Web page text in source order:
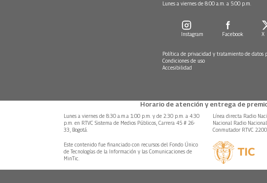
Lunes a viernes de 8:00 a.m. a 5:00 p.m.
Instagram Facebook X
Política de privacidad y tratamiento de datos
Condiciones de uso
Accesibilidad
Horario de atención y entrega de
Lunes a viernes de 8:30 a.m.a 1:00 p.m. y de 2:30 p.m. a 4:30
p.m. en RTVC Sistema de Medios Públicos, Carrera 45 # 26-
33, Bogotá.
Línea directa Radio
Nacional Radio
Conmutador RTVC
Este contenido fue financiado con recursos del Fondo Único
de Tecnologías de la Información y las Comunicaciones de
MinTic.